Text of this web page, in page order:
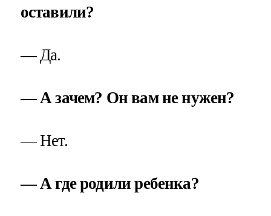
оставили?
— Да.
— А зачем? Он вам не нужен?
— Нет.
— А где родили ребенка?